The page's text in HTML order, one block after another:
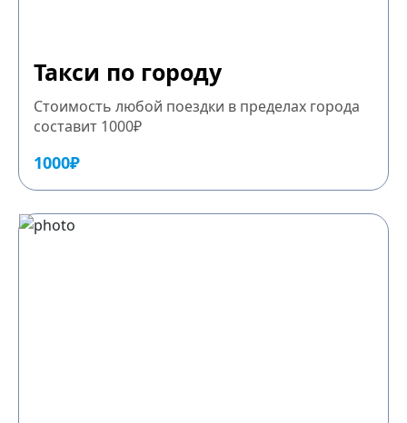
Такси по городу
Стоимость любой поездки в пределах города
составит 1000₽
1000₽